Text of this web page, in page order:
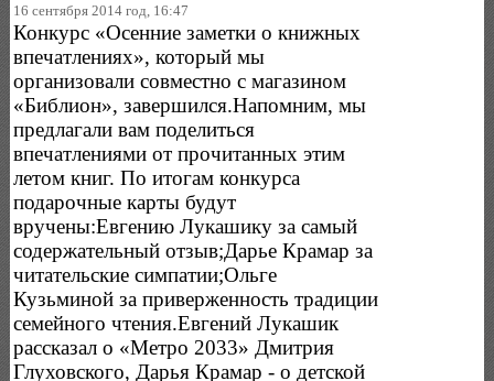
16 сентября 2014 год, 16:47
Конкурс «Осенние заметки о книжных
впечатлениях», который мы
организовали совместно с магазином
«Библион», завершился.Напомним, мы
предлагали вам поделиться
впечатлениями от прочитанных этим
летом книг. По итогам конкурса
подарочные карты будут
вручены:Евгению Лукашику за самый
содержательный отзыв;Дарье Крамар за
читательские симпатии;Ольге
Кузьминой за приверженность традиции
семейного чтения.Евгений Лукашик
рассказал о «Метро 2033» Дмитрия
Глуховского, Дарья Крамар - о детской